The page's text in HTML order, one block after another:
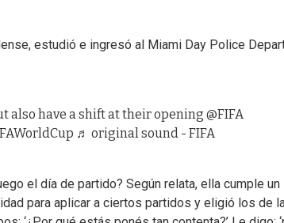
estudió e ingresó al Miami Day Police
also have a shift at their opening @FIFA
♬ original sound - FIFA
el día de partido? Según relata, ella cumple
para aplicar a ciertos partidos y eligió los de